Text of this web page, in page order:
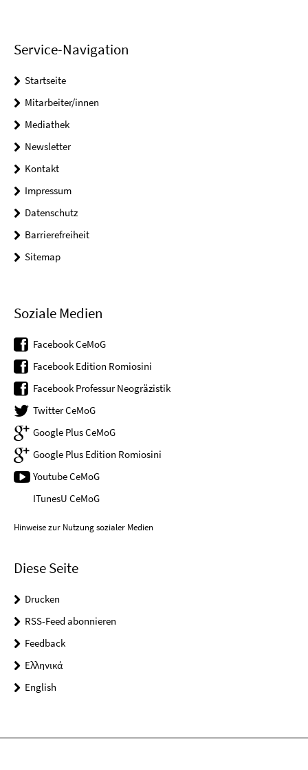
Service-Navigation
Startseite
Mitarbeiter/innen
Mediathek
Newsletter
Kontakt
Impressum
Datenschutz
Barrierefreiheit
Sitemap
Soziale Medien
Facebook CeMoG
Facebook Edition Romiosini
Facebook Professur Neogräzistik
Twitter CeMoG
Google Plus CeMoG
Google Plus Edition Romiosini
Youtube CeMoG
ITunesU CeMoG
Hinweise zur Nutzung sozialer Medien
Diese Seite
Drucken
RSS-Feed abonnieren
Feedback
Ελληνικά
English